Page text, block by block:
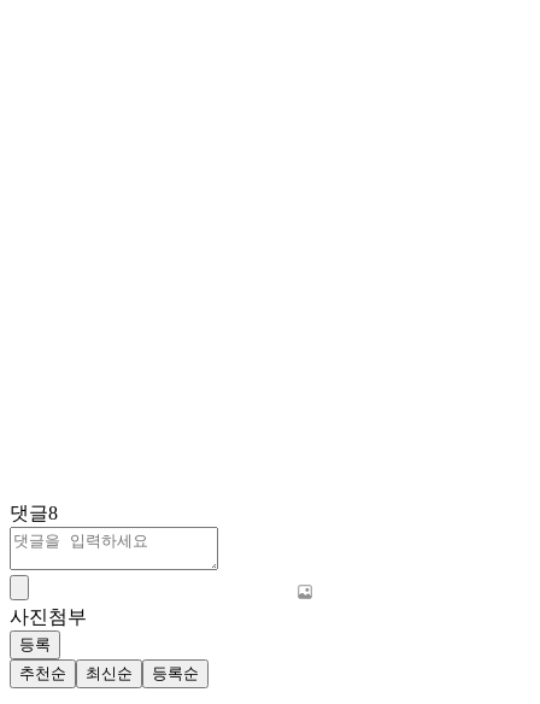
댓글8
사진첨부
등록
추천순
최신순 등록순